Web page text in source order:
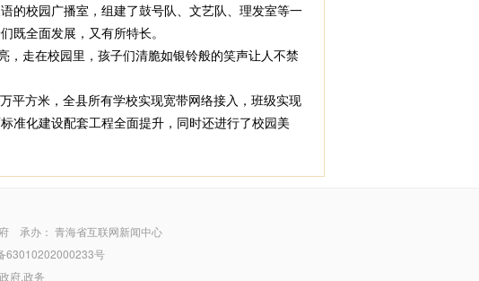
的校园广播室，组建了鼓号队、文艺队、理发室等一
既全面发展，又有所特长。
走在校园里，孩子们清脆如银铃般的笑声让人不禁
方米，全县所有学校实现宽带网络接入，班级实现
准化建设配套工程全面提升，同时还进行了校园美
承办： 青海省互联网新闻中心
63010202000233号
府.政务